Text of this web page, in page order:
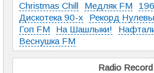
Christmas Chill
Медляк FM
Дискотека 90-х
Рекорд
Гоп FM
На Шашлыки!
Веснушка FM
Radio